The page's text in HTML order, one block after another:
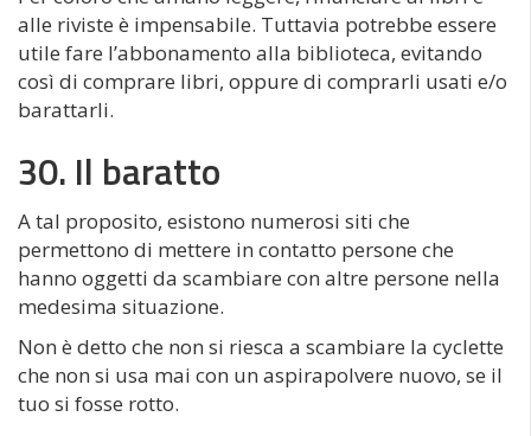
alle riviste è impensabile. Tuttavia potrebbe essere
utile fare l’abbonamento alla biblioteca, evitando
così di comprare libri, oppure di comprarli usati e/o
barattarli.
30. Il baratto
A tal proposito, esistono numerosi siti che
permettono di mettere in contatto persone che
hanno oggetti da scambiare con altre persone nella
medesima situazione.
Non è detto che non si riesca a scambiare la cyclette
che non si usa mai con un aspirapolvere nuovo, se il
tuo si fosse rotto.